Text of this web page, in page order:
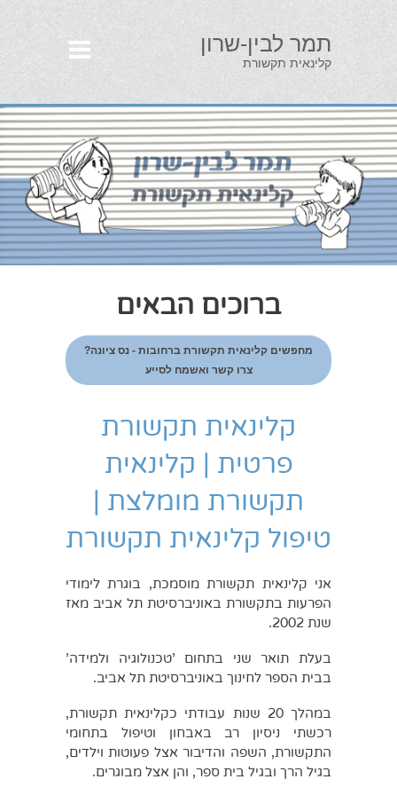
תמר לבין-שרון
קלינאית תקשורת
ברוכים הבאים
מחפשים קלינאית תקשורת ברחובות - נס ציונה?
צרו קשר ואשמח לסייע
קלינאית תקשורת
פרטית | קלינאית
תקשורת מומלצת |
טיפול קלינאית תקשורת
אני קלינאית תקשורת מוסמכת, בוגרת לימודי
הפרעות בתקשורת באוניברסיטת תל אביב מאז
שנת 2002.
בעלת תואר שני בתחום 'טכנולוגיה ולמידה'
בבית הספר לחינוך באוניברסיטת תל אביב.
במהלך 20 שנות עבודתי כקלינאית תקשורת,
רכשתי ניסיון רב באבחון וטיפול בתחומי
התקשורת, השפה והדיבור אצל פעוטות וילדים,
בגיל הרך ובגיל בית ספר, והן אצל מבוגרים.